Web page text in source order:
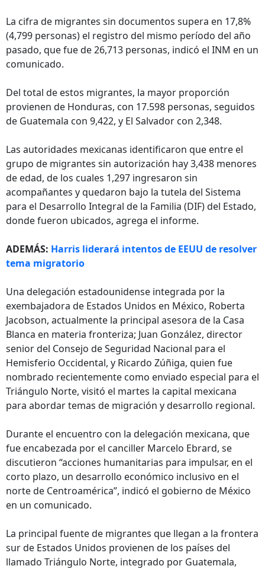
La cifra de migrantes sin documentos supera en 17,8%
(4,799 personas) el registro del mismo período del año
pasado, que fue de 26,713 personas, indicó el INM en un
comunicado.
Del total de estos migrantes, la mayor proporción
provienen de Honduras, con 17.598 personas, seguidos
de Guatemala con 9,422, y El Salvador con 2,348.
Las autoridades mexicanas identificaron que entre el
grupo de migrantes sin autorización hay 3,438 menores
de edad, de los cuales 1,297 ingresaron sin
acompañantes y quedaron bajo la tutela del Sistema
para el Desarrollo Integral de la Familia (DIF) del Estado,
donde fueron ubicados, agrega el informe.
ADEMÁS: Harris liderará intentos de EEUU de resolver
tema migratorio
Una delegación estadounidense integrada por la
exembajadora de Estados Unidos en México, Roberta
Jacobson, actualmente la principal asesora de la Casa
Blanca en materia fronteriza; Juan González, director
senior del Consejo de Seguridad Nacional para el
Hemisferio Occidental, y Ricardo Zúñiga, quien fue
nombrado recientemente como enviado especial para el
Triángulo Norte, visitó el martes la capital mexicana
para abordar temas de migración y desarrollo regional.
Durante el encuentro con la delegación mexicana, que
fue encabezada por el canciller Marcelo Ebrard, se
discutieron “acciones humanitarias para impulsar, en el
corto plazo, un desarrollo económico inclusivo en el
norte de Centroamérica”, indicó el gobierno de México
en un comunicado.
La principal fuente de migrantes que llegan a la frontera
sur de Estados Unidos provienen de los países del
llamado Triángulo Norte, integrado por Guatemala,